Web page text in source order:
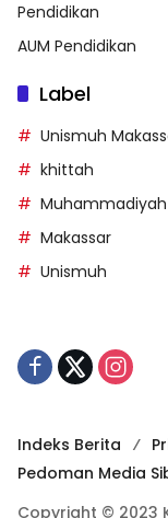
Pendidikan
AUM Pendidikan
Label
Unismuh
khittah
Muhammadiyah
Makassar
Unismuh
Indeks Berita
Pedoman Media
Copyright © 2023